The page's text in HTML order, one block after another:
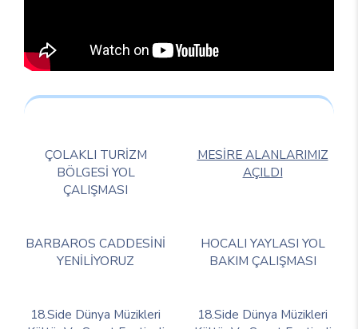
ÇOLAKLI TURİZM
BÖLGESİ YOL
ÇALIŞMASI
MESİRE ALANLARIMIZ
AÇILDI
BARBAROS CADDESİNİ
YENİLİYORUZ
HOCALI YAYLASI YOL
BAKIM ÇALIŞMASI
18.Side Dünya Müzikleri
18.Side Dünya Müzikleri